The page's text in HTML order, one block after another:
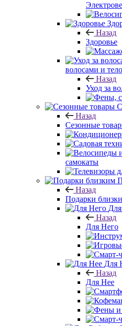
Назад
Здоровье
волосами и
Назад
Уход за
Назад
Сезонные
самокаты
Назад
Подарки
Назад
Для Него
Для
Назад
Для Нее